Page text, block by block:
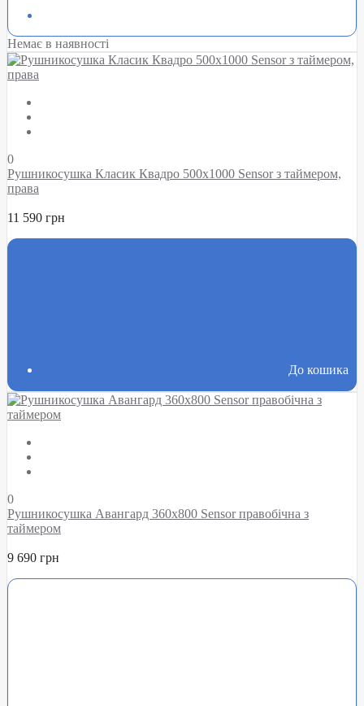
Немає в наявності
0
Рушникосушка Класик Квадро 500х1000 Sensor з таймером,
права
11 590 грн
До кошика
0
Рушникосушка Авангард 360х800 Sensor правобічна з
таймером
9 690 грн